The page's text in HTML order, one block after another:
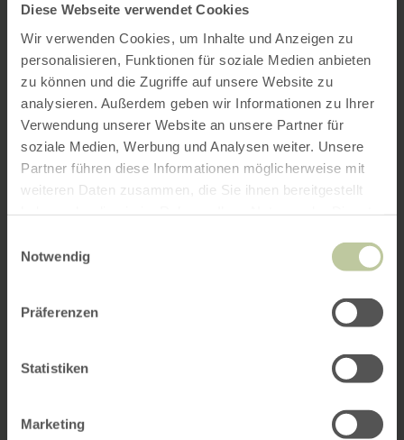
Diese Webseite verwendet Cookies
Wir verwenden Cookies, um Inhalte und Anzeigen zu
personalisieren, Funktionen für soziale Medien anbieten
zu können und die Zugriffe auf unsere Website zu
analysieren. Außerdem geben wir Informationen zu Ihrer
Verwendung unserer Website an unsere Partner für
soziale Medien, Werbung und Analysen weiter. Unsere
Partner führen diese Informationen möglicherweise mit
weiteren Daten zusammen, die Sie ihnen bereitgestellt
Notwendig
Präferenzen
Statistiken
Marketing